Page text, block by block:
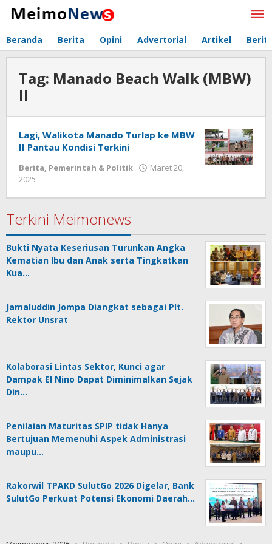
Lewati
Beranda Berita Opini Advertorial Artikel
Tag: Manado Beach Walk (MBW)
II
Lagi, Walikota Manado Turlap ke MBW
II Pantau Kondisi Terkini
Berita, Pemerintah & Politik
Maret 20,
2025
Terkini Meimonews
Bukti Nyata Keseriusan Turunkan Angka
Kematian Ibu dan Anak serta Tingkatkan
Kua…
Jamaluddin Jompa Diangkat sebagai Plt.
Rektor Unsrat
Kolaborasi Lintas Sektor, Kunci agar
Dampak El Nino Dapat Diminimalkan Sejak
Din…
Penilaian Maturitas SPIP tidak Hanya
Bertujuan Memenuhi Aspek Administrasi
maupu…
Rakorwil TPAKD SulutGo 2026 Digelar, Bank
SulutGo Perkuat Potensi Ekonomi Daerah…